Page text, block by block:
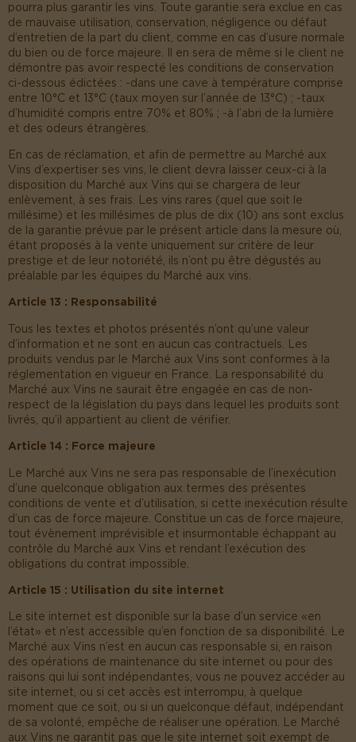
pourra plus garantir les vins. Toute garantie sera exclue en cas
de mauvaise utilisation, conservation, négligence ou défaut
d’entretien de la part du client, comme en cas d’usure normale
du bien ou de force majeure. Il en sera de même si le client ne
démontre pas avoir respecté les conditions de conservation
ci-dessous édictées : -dans une cave à température comprise
entre 10°C et 13°C (taux moyen sur l’année de 13°C) ; -taux
d’humidité compris entre 70% et 80% ; -à l’abri de la lumière
et des odeurs étrangères.
En cas de réclamation, et afin de permettre au Marché aux
Vins d’expertiser ses vins, le client devra laisser ceux-ci à la
disposition du Marché aux Vins qui se chargera de leur
enlèvement, à ses frais. Les vins rares (quel que soit le
millésime) et les millésimes de plus de dix (10) ans sont exclus
de la garantie prévue par le présent article dans la mesure où,
étant proposés à la vente uniquement sur critère de leur
prestige et de leur notoriété, ils n’ont pu être dégustés au
préalable par les équipes du Marché aux vins.
Article 13 : Responsabilité
Tous les textes et photos présentés n’ont qu’une valeur
d’information et ne sont en aucun cas contractuels. Les
produits vendus par le Marché aux Vins sont conformes à la
réglementation en vigueur en France. La responsabilité du
Marché aux Vins ne saurait être engagée en cas de non-
respect de la législation du pays dans lequel les produits sont
livrés, qu’il appartient au client de vérifier.
Article 14 : Force majeure
Le Marché aux Vins ne sera pas responsable de l’inexécution
d’une quelconque obligation aux termes des présentes
conditions de vente et d’utilisation, si cette inexécution résulte
d’un cas de force majeure. Constitue un cas de force majeure,
tout évènement imprévisible et insurmontable échappant au
contrôle du Marché aux Vins et rendant l’exécution des
obligations du contrat impossible.
Article 15 : Utilisation du site internet
Le site internet est disponible sur la base d’un service « en
l’état » et n’est accessible qu’en fonction de sa disponibilité. Le
Marché aux Vins n’est en aucun cas responsable si, en raison
des opérations de maintenance du site internet ou pour des
raisons qui lui sont indépendantes, vous ne pouvez accéder au
site internet, ou si cet accès est interrompu, à quelque
moment que ce soit, ou si un quelconque défaut, indépendant
de sa volonté, empêche de réaliser une opération. Le Marché
aux Vins ne garantit pas que le site internet soit exempt de